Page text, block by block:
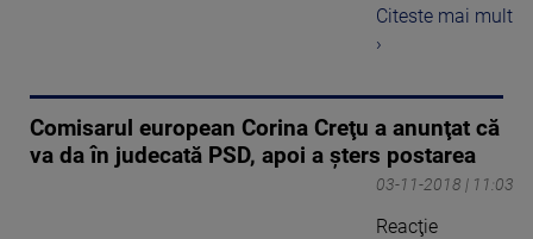
Citeste mai mult
›
Comisarul european Corina Creţu a anunţat că
va da în judecată PSD, apoi a şters postarea
03-11-2018 | 11:03
Reacţie